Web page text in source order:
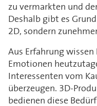
zu vermarkten und
Deshalb gibt es
2D, sondern
Aus Erfahrung
Emotionen
Interessenten vom
überzeugen. 3D-
bedienen diese